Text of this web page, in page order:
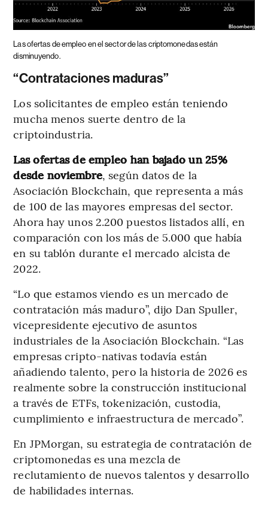
Las ofertas de empleo en el sector de las criptomonedas están
disminuyendo.
“Contrataciones maduras”
Los solicitantes de empleo están teniendo
mucha menos suerte dentro de la
criptoindustria.
Las ofertas de empleo han bajado un 25%
desde noviembre, según datos de la
Asociación Blockchain, que representa a más
de 100 de las mayores empresas del sector.
Ahora hay unos 2.200 puestos listados allí, en
comparación con los más de 5.000 que había
en su tablón durante el mercado alcista de
2022.
“Lo que estamos viendo es un mercado de
contratación más maduro”, dijo Dan Spuller,
vicepresidente ejecutivo de asuntos
industriales de la Asociación Blockchain. “Las
empresas cripto-nativas todavía están
añadiendo talento, pero la historia de 2026 es
realmente sobre la construcción institucional
a través de ETFs, tokenización, custodia,
cumplimiento e infraestructura de mercado”.
En JPMorgan, su estrategia de contratación de
criptomonedas es una mezcla de
reclutamiento de nuevos talentos y desarrollo
de habilidades internas.